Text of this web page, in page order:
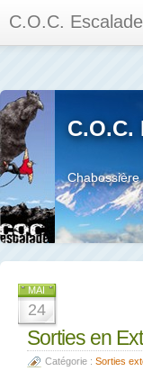
C.O.C.
Calendrier des
Les membres
Les séances
Privée
La salle et le mur
C.O.C.
MAI
24
Sorties en
Catégorie : Sorties